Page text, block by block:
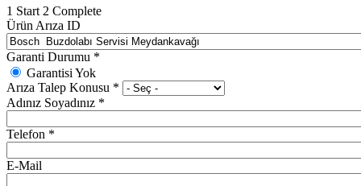
1 Start 2 Complete
Ürün Arıza ID
Garanti Durumu *
Garantisi Yok
Arıza Talep Konusu *
Adınız Soyadınız *
Telefon *
E-Mail